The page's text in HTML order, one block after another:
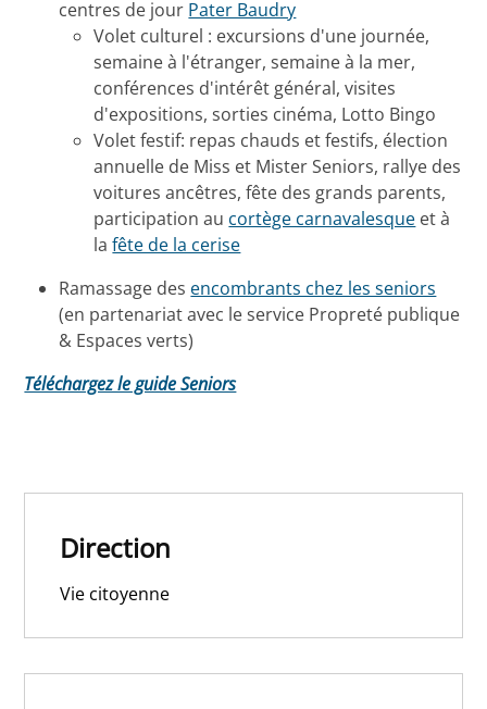
centres de jour Pater Baudry
Volet culturel : excursions d'une journée,
semaine à l'étranger, semaine à la mer,
conférences d'intérêt général, visites
d'expositions, sorties cinéma, Lotto Bingo
Volet festif: repas chauds et festifs, élection
annuelle de Miss et Mister Seniors, rallye des
voitures ancêtres, fête des grands parents,
participation au cortège carnavalesque et à
lafête de la cerise
Ramassage des encombrants chez les seniors
(en partenariat avec le service Propreté publique
& Espaces verts)
Téléchargez le guide Seniors
Direction
Vie citoyenne